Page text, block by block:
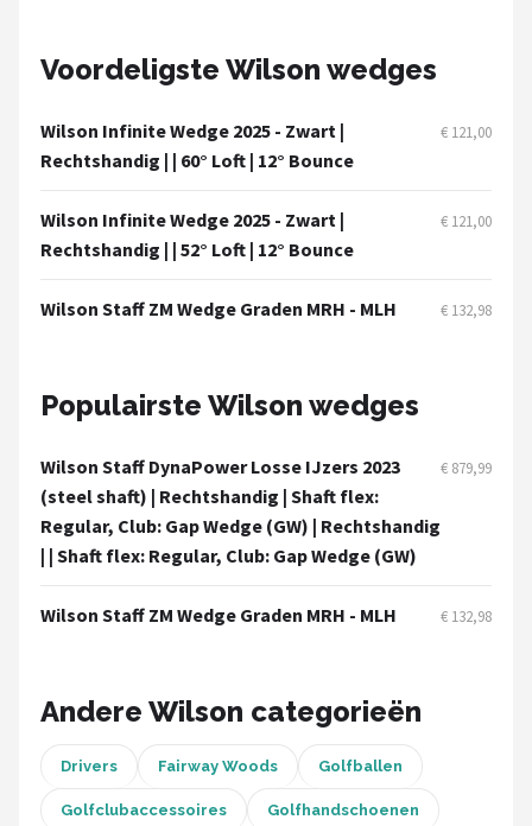
Livano
Nivard
Bovista
Under Armour
Skymax
Wilson
FastFold
Alle merken →
Voordeligste Wilson wedges
Wilson Infinite Wedge 2025 - Zwart |
Rechtshandig | | 60° Loft | 12° Bounce
€ 121,00
Wilson Infinite Wedge 2025 - Zwart |
Rechtshandig | | 52° Loft | 12° Bounce
€ 121,00
Wilson Staff ZM Wedge Graden MRH - MLH € 132,98
Populairste Wilson wedges
Wilson Staff DynaPower Losse IJzers 2023
(steel shaft) | Rechtshandig | Shaft flex:
Regular, Club: Gap Wedge (GW) | Rechtshandig
| | Shaft flex: Regular, Club: Gap Wedge (GW)
€ 879,99
Wilson Staff ZM Wedge Graden MRH - MLH € 132,98
Andere Wilson categorieën
Drivers Fairway Woods Golfballen
Golfclubaccessoires Golfhandschoenen